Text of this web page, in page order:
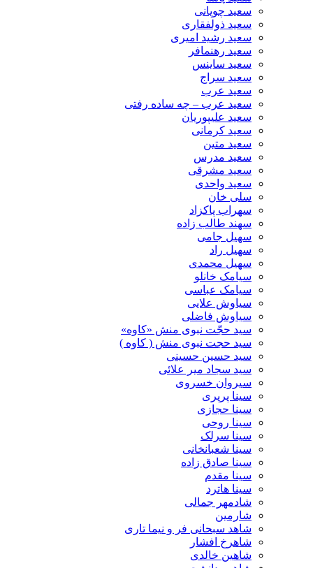
سعید چوپانی
سعید ذولفقاری
سعید رشید امیری
سعید رهنمافر
سعید ساینس
سعید سراج
سعید عرب
سعید عرب – چه ساده رفتی
سعید علیپوریان
سعید کرمانی
سعید متین
سعید مدرس
سعید مشرقی
سعید واحدی
سلی خان
سهراب پاکزاد
سهند طالب زاده
سهیل جامی
سهیل راد
سهیل محمدی
سیامک خانلو
سیامک عباسی
سیاوش علایی
سیاوش فاضلی
سید حجّت نبوی منش «کاوه»
سید حجت نبوی منش ( کاوه )
سید حسین حسینى
سید سجاد میر علائی
سیروان خسروی
سینا پرپری
سینا حجازی
سینا روحی
سینا سرلک
سینا شعبانخانی
سینا صادق زاده
سینا مقدم
سینا هاترد
شادمهر جمالی
شارمین
شاهد سبحانی فر و نیما تاری
شاهرخ افشار
شاهین خالدی